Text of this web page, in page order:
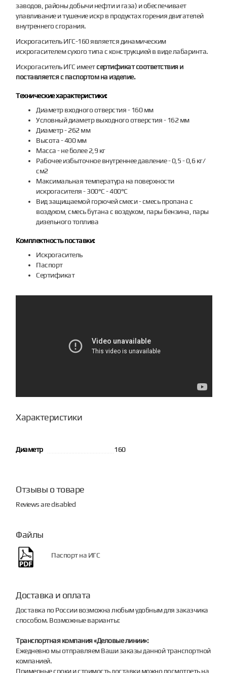
заводов, районы добычи нефти и газа) и обеспечивает
улавливание и тушение искр в продуктах горения двигателей
внутреннего сгорания.
Искрогаситель ИГС-160 является динамическим
искрогасителем сухого типа с конструкцией в виде лабаринта.
Искрогаситель ИГС имеетсертификат соответствия и
поставляется с паспортом на изделие.
Технические характеристики:
Диаметр входного отверстия - 160 мм
Условный диаметр выходного отверстия - 162 мм
Диаметр - 262 мм
Высота - 400 мм
Масса - не более 2,9 кг
Рабочее избыточное внутреннее давление - 0,5 - 0,6 кг/
см2
Максимальная температура на поверхности
искрогасителя - 300°С - 400°С
Вид защищаемой горючей смеси - смесь пропана с
воздухом, смесь бутана с воздухом, пары бензина, пары
дизельного топлива
Комплектность поставки:
Искрогаситель
Паспорт
Сертификат
Характеристики
Диаметр 160
Отзывы о товаре
Reviews are disabled
Файлы
Паспорт на ИГС
Доставка и оплата
Доставка по России возможна любым удобным для заказчика
способом. Возможные варианты:
Транспортная компания «Деловые линии»:
Ежедневно мы отправляем Ваши заказы данной транспортной
компанией.
Примерные сроки и стоимость доставки можно посмотреть на